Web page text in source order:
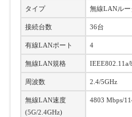
タイプ 無線LANルー
接続台数 36台
有線LANポート 4
無線LAN規格 IEEE802.11a/
周波数 2.4/5GHz
無線LAN速度
(5G/2.4GHz)
4803 Mbps/